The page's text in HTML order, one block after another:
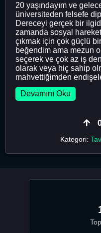
20 yaşındayım ve
üniversiteden felsefe
Dereceyi gerçek bir
zamanda sosyal
çıkmak için çok güçlü
beğendim ama mezun
seçerek ve çok az iş
olarak veya hiç sahip
mahvettiğimden
Devamını Oku
Kategori: